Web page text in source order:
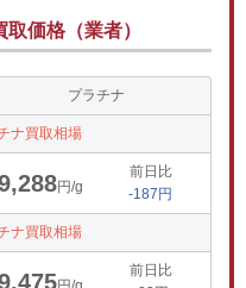
価格（業者）
プラチナ
ナ買取相場
円/g
前日比
-187円
ナ買取相場
前日比